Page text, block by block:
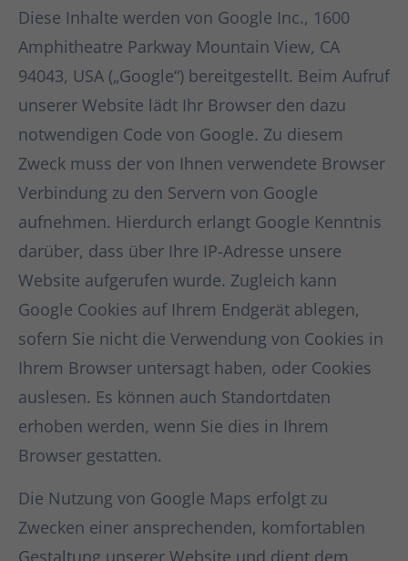
Diese Inhalte werden von Google Inc., 1600
Amphitheatre Parkway Mountain View, CA
94043, USA („Google“) bereitgestellt. Beim Aufruf
unserer Website lädt Ihr Browser den dazu
notwendigen Code von Google. Zu diesem
Zweck muss der von Ihnen verwendete Browser
Verbindung zu den Servern von Google
aufnehmen. Hierdurch erlangt Google Kenntnis
darüber, dass über Ihre IP-Adresse unsere
Website aufgerufen wurde. Zugleich kann
Google Cookies auf Ihrem Endgerät ablegen,
sofern Sie nicht die Verwendung von Cookies in
Ihrem Browser untersagt haben, oder Cookies
auslesen. Es können auch Standortdaten
erhoben werden, wenn Sie dies in Ihrem
Browser gestatten.
Die Nutzung von Google Maps erfolgt zu
Zwecken einer ansprechenden, komfortablen
Gestaltung unserer Website und dient dem